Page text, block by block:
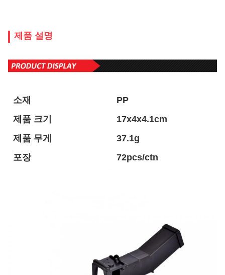
제품 설명
소재
PP
제품 크기
17x4x4.1cm
제품 무게
37.1g
포장
72pcs/ctn